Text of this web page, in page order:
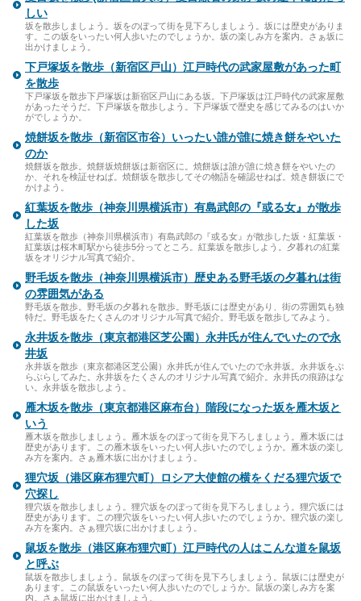
しい
坂を散歩しましょう。坂をのぼって街を見下ろしましょう。坂には歴史がありま
す。この坂をいったい何人歩いたのでしょうか。坂の楽しみ方を案内。さぁ坂に
出かけましょう。
下戸塚坂を散歩（新宿区戸山）江戸時代の武家屋敷があった町
を散歩
下戸塚坂を散歩下戸塚坂は新宿区戸山にある坂。下戸塚坂は江戸時代の武家屋敷
があったそうだ。下戸塚坂を散歩しよう。下戸塚坂で歴史を感じてみるのはいか
がでしょうか。
焼餅坂を散歩（新宿区市谷）いったい誰が誰に焼き餅をやいた
のか
焼餅坂を散歩。焼餅坂焼餅坂は新宿区に。焼餅坂は誰が誰に焼き餅をやいたの
か、それを検証せねば。焼餅坂を散歩してその物語を確認せねば。焼き餅坂にで
かけよう。
紅葉坂を散歩（神奈川県横浜市）有島武郎の『或る女』が散歩
した坂
紅葉坂を散歩（神奈川県横浜市）有島武郎の『或る女』が散歩した坂・紅葉坂・
紅葉坂は桜木町駅から徒歩5分ってところ。紅葉坂を散歩しよう。夕暮れの紅葉
坂をオリジナル写真で紹介。
野毛坂を散歩（神奈川県横浜市）歴史ある野毛坂の夕暮れは街
の雰囲気がある
野毛坂を散歩。野毛坂の夕暮れを散歩。野毛坂には歴史があり、街の雰囲気も独
特だ。野毛坂をたくさんのオリジナル写真で紹介。野毛坂を散歩してみよう。
永井坂を散歩（東京都港区芝公園）永井氏が住んでいたので永
井坂
永井坂を散歩（東京都港区芝公園）永井氏が住んでいたので永井坂。永井坂をぶ
らぶらしてみた。永井坂をたくさんのオリジナル写真で紹介。永井氏の痕跡はな
い。永井坂を散歩しよう。
雁木坂を散歩（東京都港区麻布台）階段になった坂を雁木坂と
いう
雁木坂を散歩しましょう。雁木坂をのぼって街を見下ろしましょう。雁木坂には
歴史があります。この雁木坂をいったい何人歩いたのでしょうか。雁木坂の楽し
み方を案内。さぁ雁木坂に出かけましょう。
狸穴坂（港区麻布狸穴町）ロシア大使館の横をくだる狸穴坂で
穴探し
狸穴坂を散歩しましょう。狸穴坂をのぼって街を見下ろしましょう。狸穴坂には
歴史があります。この狸穴坂をいったい何人歩いたのでしょうか。狸穴坂の楽し
み方を案内。さぁ狸穴坂に出かけましょう。
鼠坂を散歩（港区麻布狸穴町）江戸時代の人はこんな道を鼠坂
と呼ぶ
鼠坂を散歩しましょう。鼠坂をのぼって街を見下ろしましょう。鼠坂には歴史が
あります。この鼠坂をいったい何人歩いたのでしょうか。鼠坂の楽しみ方を案
内。さぁ鼠坂に出かけましょう。